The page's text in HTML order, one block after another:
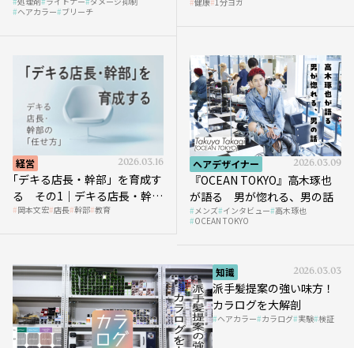
ヘアカラー ブリーチ ガ」講座｜実践編
経営 2026.03.16
｢デキる店長・幹部」を育成す
る その1｜デキる店長・幹部
の「任せ方」
岡本文宏 店長 幹部 教育
ヘアデザイナー 2026.03.09
『OCEAN TOKYO』高木琢也
が語る 男が惚れる、男の話
メンズ インタビュー 高木琢也
OCEAN TOKYO
知識 2026.03.03
派手髪提案の強い味方！
カラログを大解剖
ヘアカラー カラログ 実験 検証